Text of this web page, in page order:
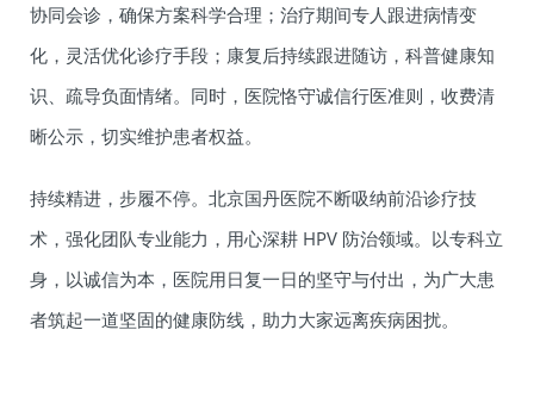
协同会诊，确保方案科学合理；治疗期间专人跟进病情变
化，灵活优化诊疗手段；康复后持续跟进随访，科普健康知
识、疏导负面情绪。同时，医院恪守诚信行医准则，收费清
晰公示，切实维护患者权益。
持续精进，步履不停。北京国丹医院不断吸纳前沿诊疗技
术，强化团队专业能力，用心深耕 HPV 防治领域。以专科立
身，以诚信为本，医院用日复一日的坚守与付出，为广大患
者筑起一道坚固的健康防线，助力大家远离疾病困扰。